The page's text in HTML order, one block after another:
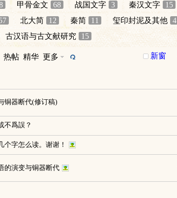
甲骨金文 68 战国文字 3 秦汉文字 15
北大简 12 秦简 11 玺印封泥及其他 4
古汉语与古文献研究 15
新窗
热帖 精华 更多
铜器断代(修订稿)
不爲誤？
个字怎么读。谢谢！
的演变与铜器断代